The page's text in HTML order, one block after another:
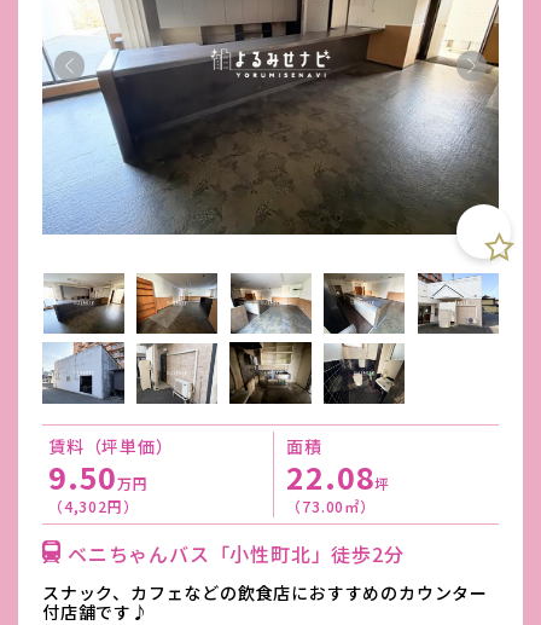
賃料（坪単価）
9.50万円
（4,302円）
面積
22.08坪
（73.00㎡）
ベニちゃんバス「小性町北」徒歩2分
スナック、カフェなどの飲食店におすすめのカウンター
付店舗です♪